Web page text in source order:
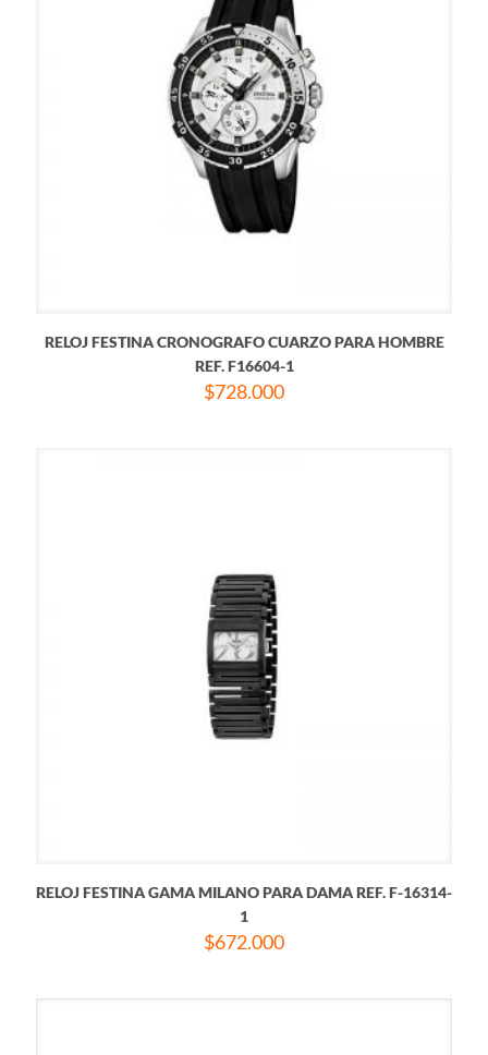
RELOJ FESTINA CRONOGRAFO CUARZO PARA HOMBRE
REF. F16604-1
$728.000
RELOJ FESTINA GAMA MILANO PARA DAMA REF. F-16314-
1
$672.000